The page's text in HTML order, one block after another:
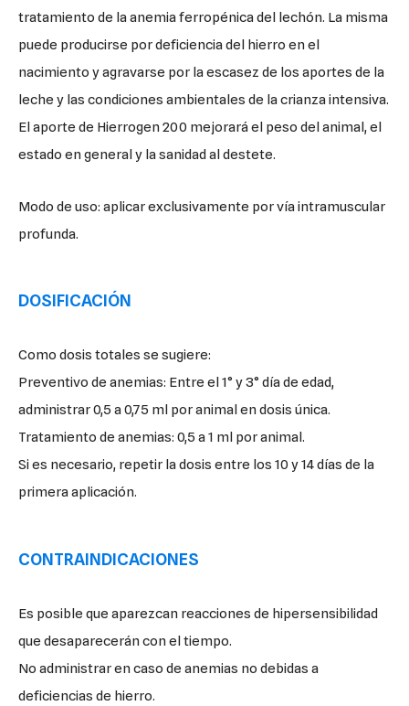
tratamiento de la anemia ferropénica del lechón. La misma
puede producirse por deficiencia del hierro en el
nacimiento y agravarse por la escasez de los aportes de la
leche y las condiciones ambientales de la crianza intensiva.
El aporte de Hierrogen 200 mejorará el peso del animal, el
estado en general y la sanidad al destete.
Modo de uso: aplicar exclusivamente por vía intramuscular
profunda.
DOSIFICACIÓN
Como dosis totales se sugiere:
Preventivo de anemias: Entre el 1° y 3° día de edad,
administrar 0,5 a 0,75 ml por animal en dosis única.
Tratamiento de anemias: 0,5 a 1 ml por animal.
Si es necesario, repetir la dosis entre los 10 y 14 días de la
primera aplicación.
CONTRAINDICACIONES
Es posible que aparezcan reacciones de hipersensibilidad
que desaparecerán con el tiempo.
No administrar en caso de anemias no debidas a
deficiencias de hierro.